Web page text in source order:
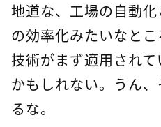
地道な、工場の自動
の効率化みたいなと
技術がまず適用され
かもしれない。うん
るな。